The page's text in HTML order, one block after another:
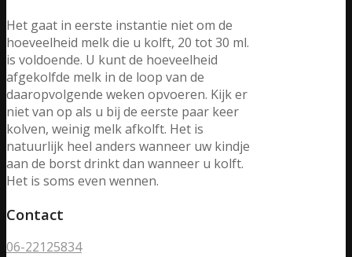
Het gaat in eerste instantie niet om de
hoeveelheid melk die u kolft, 20 tot 30 ml.
is voldoende. U kunt de hoeveelheid
afgekolfde melk in de loop van de
daaropvolgende weken opvoeren. Kijk er
niet van op als u bij de eerste paar keer
kolven, weinig melk afkolft. Het is
natuurlijk heel anders wanneer uw kindje
aan de borst drinkt dan wanneer u kolft.
Het is soms even wennen.
Contact
06-22125834